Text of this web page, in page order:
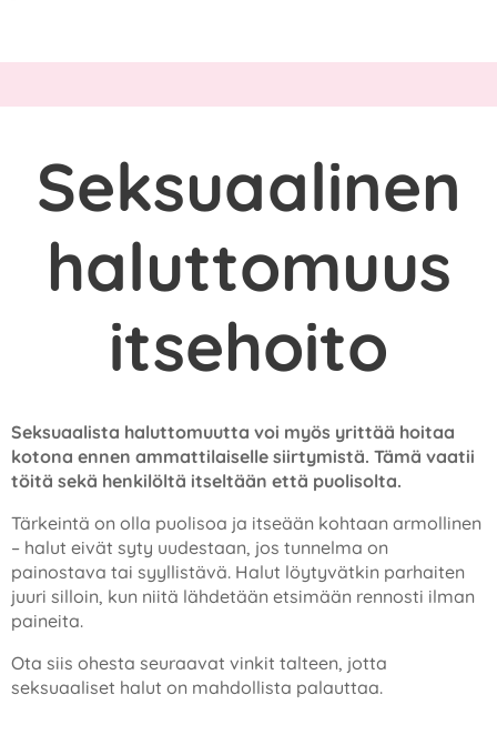
Seksuaalinen
haluttomuus
itsehoito
Seksuaalista haluttomuutta voi myös yrittää hoitaa
kotona ennen ammattilaiselle siirtymistä. Tämä vaatii
töitä sekä henkilöltä itseltään että puolisolta.
Tärkeintä on olla puolisoa ja itseään kohtaan armollinen
– halut eivät syty uudestaan, jos tunnelma on
painostava tai syyllistävä. Halut löytyvätkin parhaiten
juuri silloin, kun niitä lähdetään etsimään rennosti ilman
paineita.
Ota siis ohesta seuraavat vinkit talteen, jotta
seksuaaliset halut on mahdollista palauttaa.